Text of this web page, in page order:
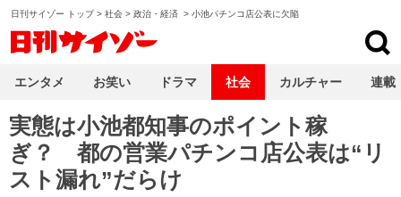
日刊サイゾー トップ> 社会 > 政治・経済 > 小池パチンコ店公表に欠陥
実態は小池都知事のポイント稼
ぎ？ 都の営業パチンコ店公表は“リ
スト漏れ”だらけ
エンタメ お笑い ドラマ 社会 カルチャー 連載